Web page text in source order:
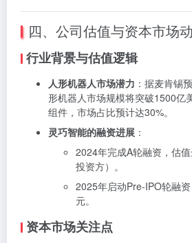
四、公司估值与资本市场
行业背景与估值逻辑
人形机器人市场潜力 ：据麦肯锡
形机器人市场规模将突破1500亿
组件，市场占比预计达30%。
灵巧智能的融资进展 ：
2024年完成A轮融资，估
投资方）。
2025年启动Pre-IPO轮融
元。
资本市场关注点